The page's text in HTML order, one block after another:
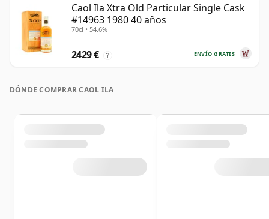
Caol Ila Xtra Old Particular Single Cask
#14963 1980 40 años
70cl • 54.6%
ENVÍO GRATIS
2429 € ?
DÓNDE COMPRAR CAOL ILA